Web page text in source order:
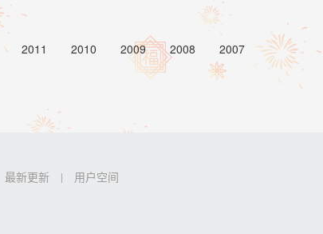
2011 2010 2009 2008
2007
最新更新 |
用户空间